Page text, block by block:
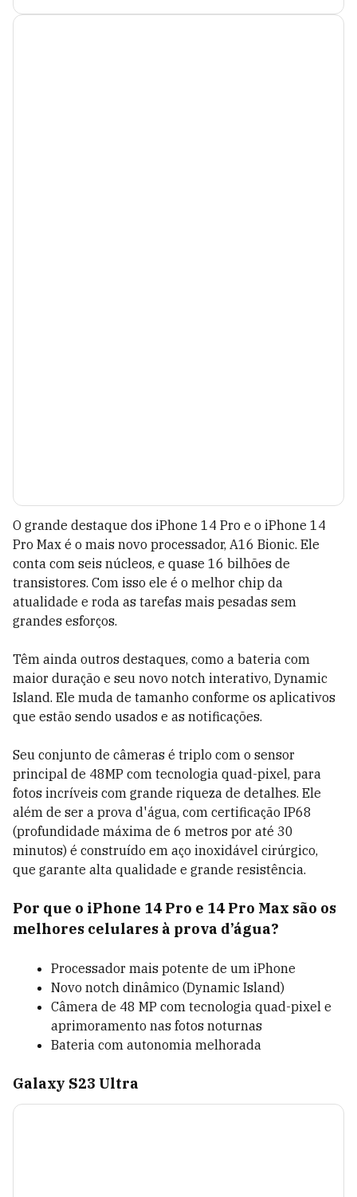
O grande destaque dos iPhone 14 Pro e o iPhone 14
Pro Max é o mais novo processador, A16 Bionic. Ele
conta com seis núcleos, e quase 16 bilhões de
transistores. Com isso ele é o melhor chip da
atualidade e roda as tarefas mais pesadas sem
grandes esforços.
Têm ainda outros destaques, como a bateria com
maior duração e seu novo notch interativo, Dynamic
Island. Ele muda de tamanho conforme os aplicativos
que estão sendo usados e as notificações.
Seu conjunto de câmeras é triplo com o sensor
principal de 48MP com tecnologia quad-pixel, para
fotos incríveis com grande riqueza de detalhes. Ele
além de ser a prova d'água, com certificação IP68
(profundidade máxima de 6 metros por até 30
minutos) é construído em aço inoxidável cirúrgico,
que garante alta qualidade e grande resistência.
Por que o iPhone 14 Pro e 14 Pro Max são os
melhores celulares à prova d’água?
Processador mais potente de um iPhone
Novo notch dinâmico (Dynamic Island)
Câmera de 48 MP com tecnologia quad-pixel e
aprimoramento nas fotos noturnas
Bateria com autonomia melhorada
Galaxy S23 Ultra